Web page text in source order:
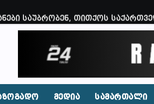
საუბრობენ, თითქოს
დღევანდელი პოსტაობა,
ტარაკნებიან, უჰაერო
რომლებსაც საბავშვი
მედია სამართალი